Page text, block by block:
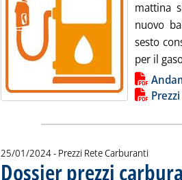
mattina
nuovo
sesto
per il
Lista allegati PDF alla
25/01/2024- Prezzi Rete Carburanti
Dossier prezzi